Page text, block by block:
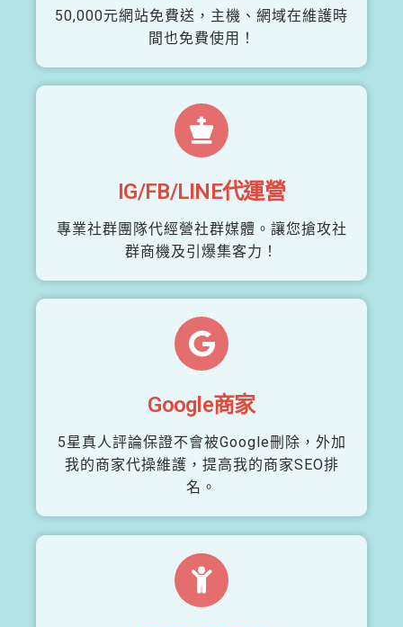
50,000元網站免費送，主機、網域在維護時
間也免費使用！
IG/FB/LINE代運營
專業社群團隊代經營社群媒體。讓您搶攻社
群商機及引爆集客力！
Google商家
5星真人評論保證不會被Google刪除，外加
我的商家代操維護，提高我的商家SEO排
名。